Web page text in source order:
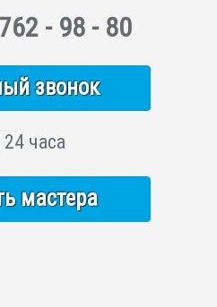
762 - 98 - 80
звонок
24 часа
мастера